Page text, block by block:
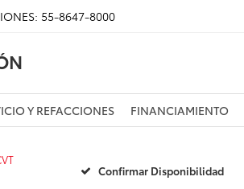
55-8647-8000
Y REFACCIONES FINANCIAMIENTO
Confirmar Disponibilidad